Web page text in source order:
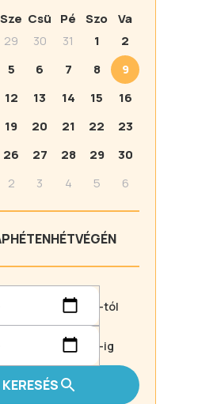
Sze Csü Pé Szo
Va
29 30 31 1
2
5 6 7 8
9
12 13 14 15
16
19 20 21 22
23
26 27 28 29
30
2 3 4 5 6
HÉTENHÉTVÉGÉN
-tól
-ig
KERESÉS